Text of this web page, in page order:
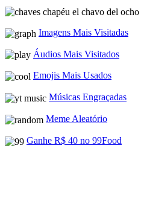
Imagens Mais Visitadas
Áudios Mais Visitados
Emojis Mais Usados
Músicas Engraçadas
Meme Aleatório
Ganhe R$ 40 no 99Food